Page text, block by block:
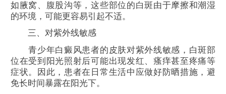
如腋窝、腹股沟等，这些部位的白斑由于摩擦和潮湿
的环境，可能更容易引起不适。
三、对紫外线敏感
青少年白癜风患者的皮肤对紫外线敏感，白斑部
位在受到阳光照射后可能出现发红、瘙痒甚至疼痛等
症状。因此，患者在日常生活中应做好防晒措施，避
免长时间暴露在阳光下。